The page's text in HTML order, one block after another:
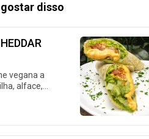
disso
vegana a
alface,
loving